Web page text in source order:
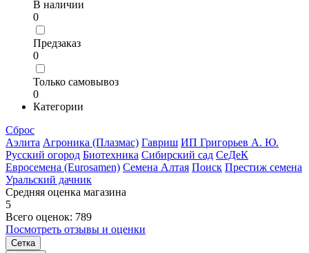
В наличии
0
Предзаказ
0
Только самовывоз
0
Категории
Сброс
Аэлита Агроника (Плазмас) Гавриш ИП Григорьев А. Ю.
Русский огород Биотехника Сибирский сад СеДеК
Евросемена (Eurosamen) Семена Алтая Поиск Престиж семена
Уральский дачник
Средняя оценка магазина
5
Всего оценок: 789
Посмотреть отзывы и оценки
Сетка